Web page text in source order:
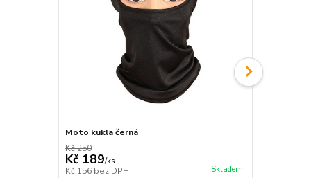
Moto kukla černá
Kč 250
Kč 189/ks
Kč 156 bez DPH Skladem